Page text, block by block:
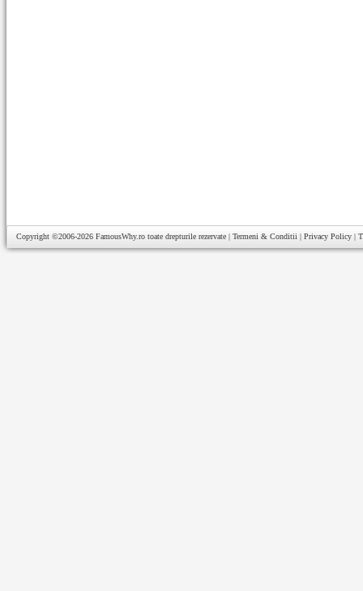
Copyright ©2006-2026 FamousWhy.ro toate drepturile rezervate | Termeni & Conditii | Privacy Policy |